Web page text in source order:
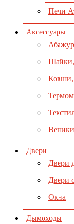
Печи
Аксессуары
Шайки,
Ковши,
Двери
Двери
Двери
Окна
Дымоходы